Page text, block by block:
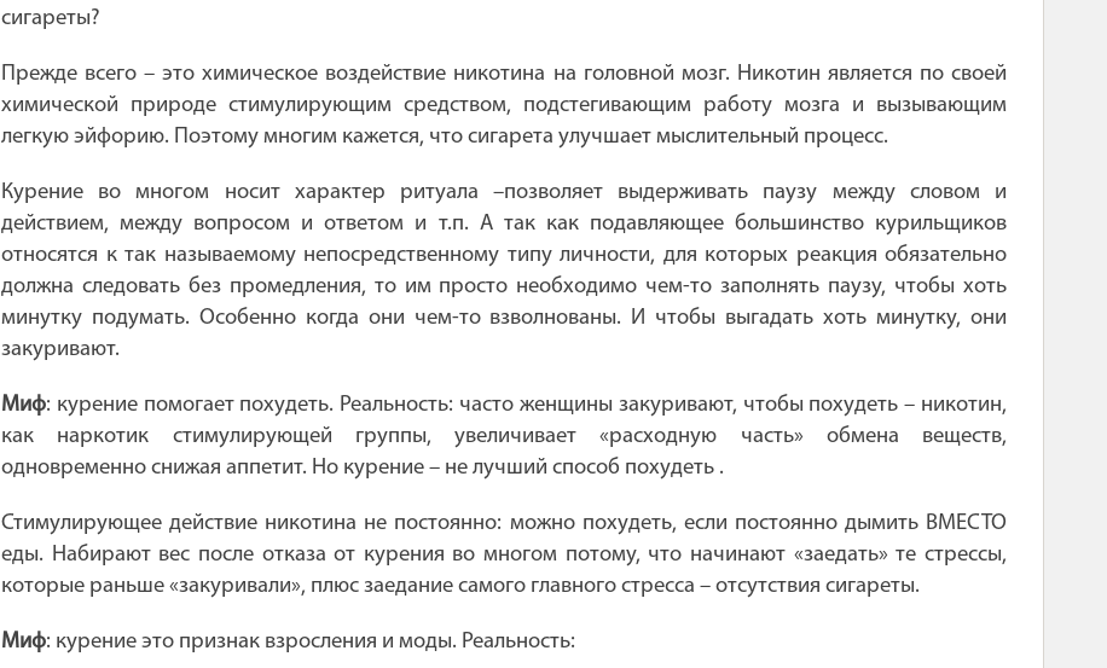
сигареты?
Прежде всего – это химическое воздействие никотина на головной мозг. Никотин является по своей
химической природе стимулирующим средством, подстегивающим работу мозга и вызывающим
легкую эйфорию. Поэтому многим кажется, что сигарета улучшает мыслительный процесс.
Курение во многом носит характер ритуала –позволяет выдерживать паузу между словом и
действием, между вопросом и ответом и т.п. А так как подавляющее большинство курильщиков
относятся к так называемому непосредственному типу личности, для которых реакция обязательно
должна следовать без промедления, то им просто необходимо чем-то заполнять паузу, чтобы хоть
минутку подумать. Особенно когда они чем-то взволнованы. И чтобы выгадать хоть минутку, они
закуривают.
Миф: курение помогает похудеть. Реальность: часто женщины закуривают, чтобы похудеть – никотин,
как наркотик стимулирующей группы, увеличивает «расходную часть» обмена веществ,
одновременно снижая аппетит. Но курение – не лучший способ похудеть .
Стимулирующее действие никотина не постоянно: можно похудеть, если постоянно дымить ВМЕСТО
еды. Набирают вес после отказа от курения во многом потому, что начинают «заедать» те стрессы,
которые раньше «закуривали», плюс заедание самого главного стресса – отсутствия сигареты.
Миф: курение это признак взросления и моды. Реальность: